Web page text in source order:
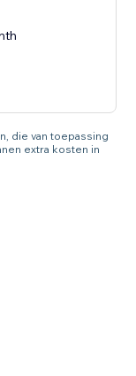
die van toepassing
extra kosten in